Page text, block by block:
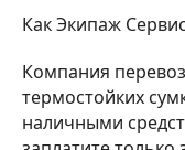
Как Экипаж
Компания
термостойких
наличными